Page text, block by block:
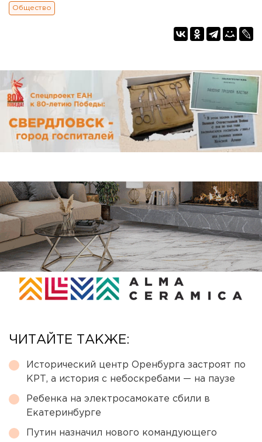
Общество
ЧИТАЙТЕ ТАКЖЕ:
Исторический центр Оренбурга застроят по
КРТ, а история с небоскребами — на паузе
Ребенка на электросамокате сбили в
Екатеринбурге
Путин назначил нового командующего